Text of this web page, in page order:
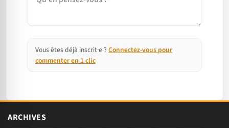
Vous êtes déjà inscrit·e ? Connectez-vous pour
commenter en 1 clic
ARCHIVES